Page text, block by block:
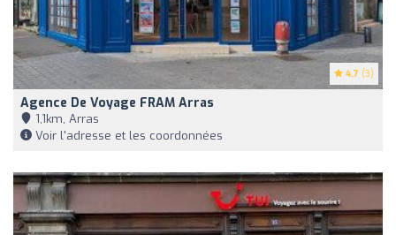
4.7 (3)
Agence De Voyage FRAM Arras
1,1km, Arras
Voir l'adresse et les coordonnées